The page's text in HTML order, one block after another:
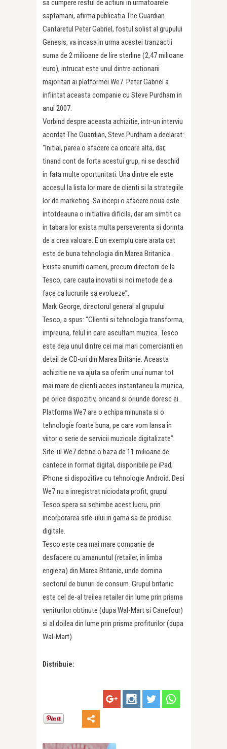
sa cumpere restul de actiuni in urmatoarele
saptamani, afirma publicatia The Guardian.
Cantaretul Peter Gabriel, fostul solist al grupului
Genesis, va incasa in urma acestei tranzactii
suma de 2 milioane de lire sterline (2,47 milioane
euro), intrucat este unul dintre actionarii
majoritari ai platformei We7. Peter Gabriel a
infiintat aceasta companie cu Steve Purdham in
anul 2007.
Vorbind despre aceasta achizitie, intr-un interviu
acordat The Guardian, Steve Purdham a declarat:
“Initial, parea o afacere ca oricare alta, dar,
tinand cont de forta acestui grup, ni se deschid
in fata multe oportunitati. Una dintre ele este
accesul la lista lor mare de clienti si la strategiile
lor de marketing. Sa incepi o afacere noua este
intotdeauna o initiativa dificila, dar am simtit ca
in tabara lor exista multa perseverenta si dorinta
de a crea valoare. E un exemplu care arata cat
este de buna tehnologia din Marea Britanica.
Exista anumiti oameni, precum directorii de la
Tesco, care cauta inovatii si noi metode de a
face ca lucrurile sa evolueze”.
Mark George, directorul general al grupului
Tesco, a spus: “Clientii si tehnologia transforma,
impreuna, felul in care ascultam muzica. Tesco
este deja unul dintre cei mai mari comercianti en
detail de CD-uri din Marea Britanie. Aceasta
achizitie ne va ajuta sa oferim unui numar tot
mai mare de clienti acces instantaneu la muzica,
pe orice dispozitiv, oricand si oriunde doresc ei.
Platforma We7 are o echipa minunata si o
tehnologie foarte buna, pe care vom lansa in
viitor o serie de servicii muzicale digitalizate”.
Site-ul We7 detine o baza de 11 milioane de
cantece in format digital, disponibile pe iPad,
iPhone si dispozitive cu tehnologie Android. Desi
We7 nu a inregistrat niciodata profit, grupul
Tesco spera sa schimbe acest lucru, prin
incorporarea site-ului in gama sa de produse
digitale.
Tesco este cea mai mare companie de
desfacere cu amanuntul (retailer, in limba
engleza) din Marea Britanie, unde domina
sectorul de bunuri de consum. Grupul britanic
este cel de-al treilea retailer din lume prin prisma
veniturilor obtinute (dupa Wal-Mart si Carrefour)
si al doilea din lume prin prisma profiturilor (dupa
Wal-Mart).
Distribuie: